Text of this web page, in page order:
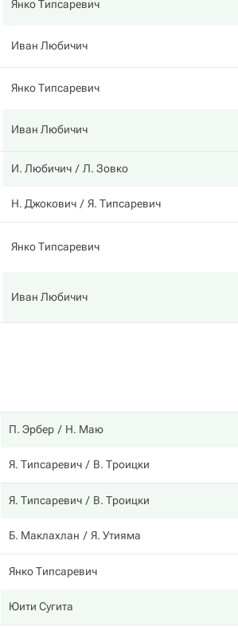
Янко Типсаревич
Иван Любичич
Янко Типсаревич
Иван Любичич
И. Любичич Л. Зовко
Н. Джокович Я. Типсаревич
Янко Типсаревич
Иван Любичич
П. Эрбер Н. Маю
Я. Типсаревич В. Троицки
Я. Типсаревич В. Троицки
Б. Маклахлан Я. Утияма
Янко Типсаревич
Юити Сугита